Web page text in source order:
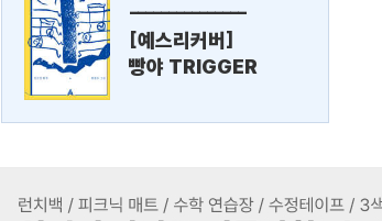
---------------
[예스리커버]
빵야 TRIGGER